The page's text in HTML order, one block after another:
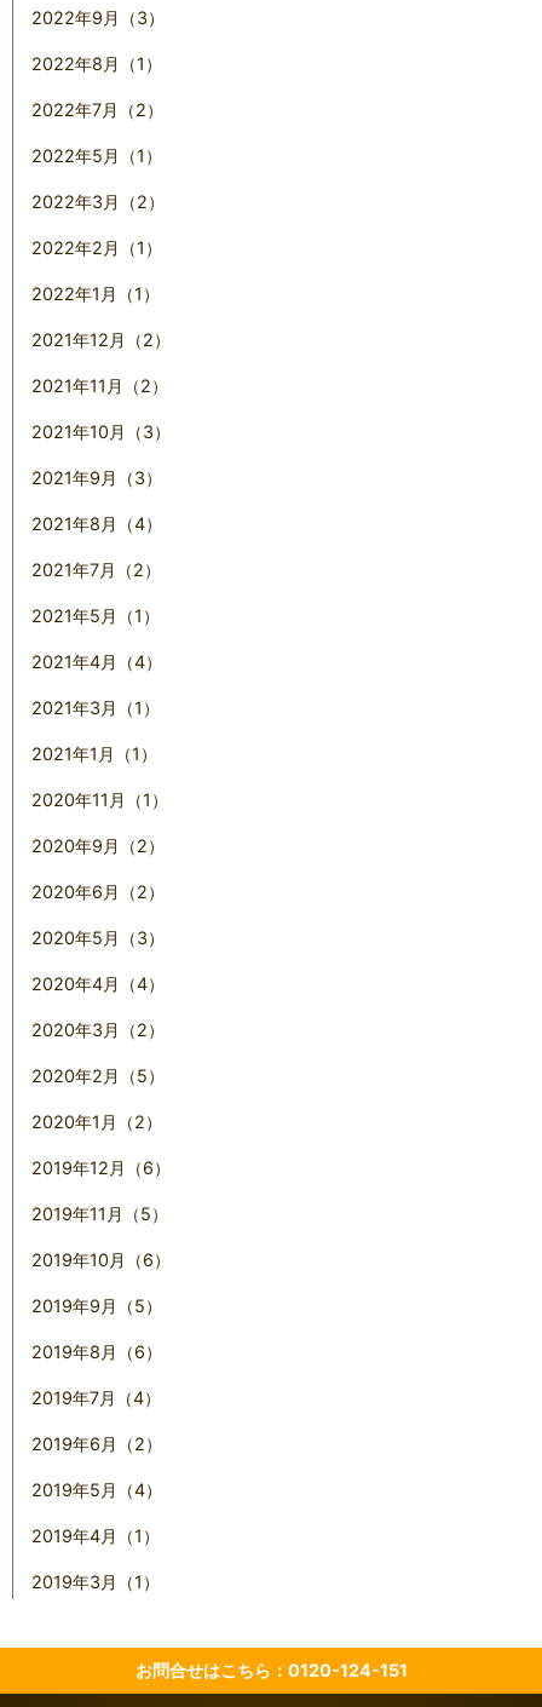
2022年9月（3）
2022年8月（1）
2022年7月（2）
2022年5月（1）
2022年3月（2）
2022年2月（1）
2022年1月（1）
2021年12月（2）
2021年11月（2）
2021年10月（3）
2021年9月（3）
2021年8月（4）
2021年7月（2）
2021年5月（1）
2021年4月（4）
2021年3月（1）
2021年1月（1）
2020年11月（1）
2020年9月（2）
2020年6月（2）
2020年5月（3）
2020年4月（4）
2020年3月（2）
2020年2月（5）
2020年1月（2）
2019年12月（6）
2019年11月（5）
2019年10月（6）
2019年9月（5）
2019年8月（6）
2019年7月（4）
2019年6月（2）
2019年5月（4）
2019年4月（1）
2019年3月（1）
お問合せはこちら：0120-124-151